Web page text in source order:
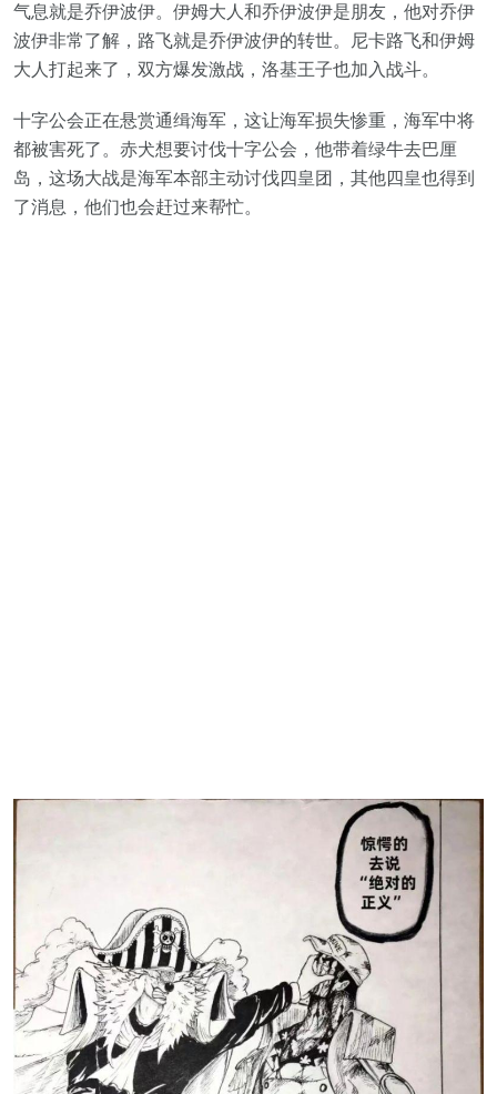
气息就是乔伊波伊。伊姆大人和乔伊波伊是朋友，他对乔伊
波伊非常了解，路飞就是乔伊波伊的转世。尼卡路飞和伊姆
大人打起来了，双方爆发激战，洛基王子也加入战斗。
十字公会正在悬赏通缉海军，这让海军损失惨重，海军中将
都被害死了。赤犬想要讨伐十字公会，他带着绿牛去巴厘
岛，这场大战是海军本部主动讨伐四皇团，其他四皇也得到
了消息，他们也会赶过来帮忙。